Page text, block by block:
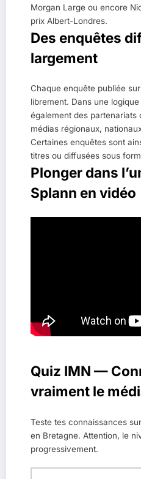
Morgan Large ou encore
prix Albert-Londres.
Des enquêtes
largement
Chaque enquête publiée
librement. Dans une
également des partenariats
médias régionaux,
Certaines enquêtes sont
titres ou diffusées sous
Plonger dans
Splann en vidéo
Quiz IMN —
vraiment le
Teste tes connaissances
en Bretagne. Attention, le
progressivement.